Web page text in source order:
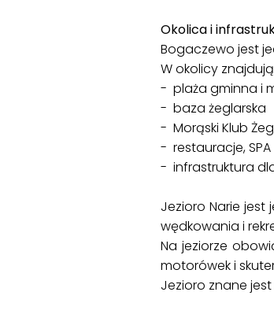
Okolica i
Bogaczewo jest
W okolicy znajdują
- plaża gminna i
- baza żeglarska
- Morąski Klub
- restauracje,
- infrastruktura
Jezioro Narie jest
wędkowania i
Na jeziorze
motorówek i
Jezioro znane